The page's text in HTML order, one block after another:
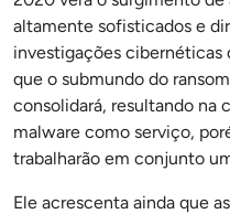
altamente sofisticados e
investigações cibernéticas
que o submundo do
consolidará, resultando na
malware como serviço,
trabalharão em conjunto
Ele acrescenta ainda que